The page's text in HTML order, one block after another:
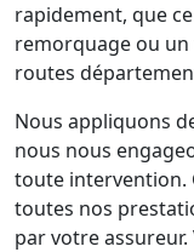
rapidement, que
remorquage ou
routes
Nous appliquons
nous nous
toute intervention.
toutes nos
par votre